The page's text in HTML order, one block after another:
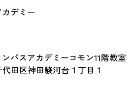
デミー
パスアカデミーコモン11階教室
代田区神田駿河台１丁目１